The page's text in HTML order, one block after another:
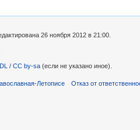
26 ноября 2012 в 21:00.
/ CC by-sa (если не указано иное).
Летописе Отказ от